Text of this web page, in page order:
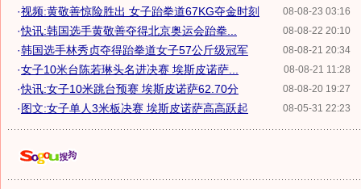
08-08-23 03:16
·视频:黄敬善惊险胜出 女子跆拳道67KG夺金时刻
08-08-22 20:10
·快讯:韩国选手黄敬善夺得北京奥运会跆拳...
08-08-21 20:34
·韩国选手林秀贞夺得跆拳道女子57公斤级冠军
08-08-21 11:28
·女子10米台陈若琳头名进决赛 埃斯皮诺萨...
08-08-20 19:27
·快讯:女子10米跳台预赛 埃斯皮诺萨62.70分
08-05-31 22:23
·图文:女子单人3米板决赛 埃斯皮诺萨高高跃起